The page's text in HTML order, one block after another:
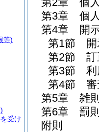
第3章
個
第4章
開
第1節
第2節
第3節
第4節
第5章
雑
第6章
罰
附則
等)
受け